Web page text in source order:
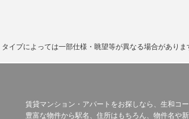
タイプによっては一部仕様・眺望等が異なる場合がありま
賃貸マンション・アパートをお探しなら、生和コ
豊富な物件から駅名、住所はもちろん、物件名や